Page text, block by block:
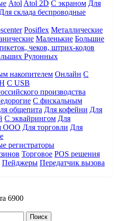
Atol Atol 2D С экраном Для
Для склада беспроводные
Posiflex Металлические
Маленькие Большие
чеков, штрих-кодов
Рулонных
накопителем Онлайн С
С USB
производства
С фискальным
общепита Для кофейни Для
С эквайрингом Для
ООО Для торговли Для
регистраторы
Торговое POS решения
Пейджеры Передатчик вызова
6900